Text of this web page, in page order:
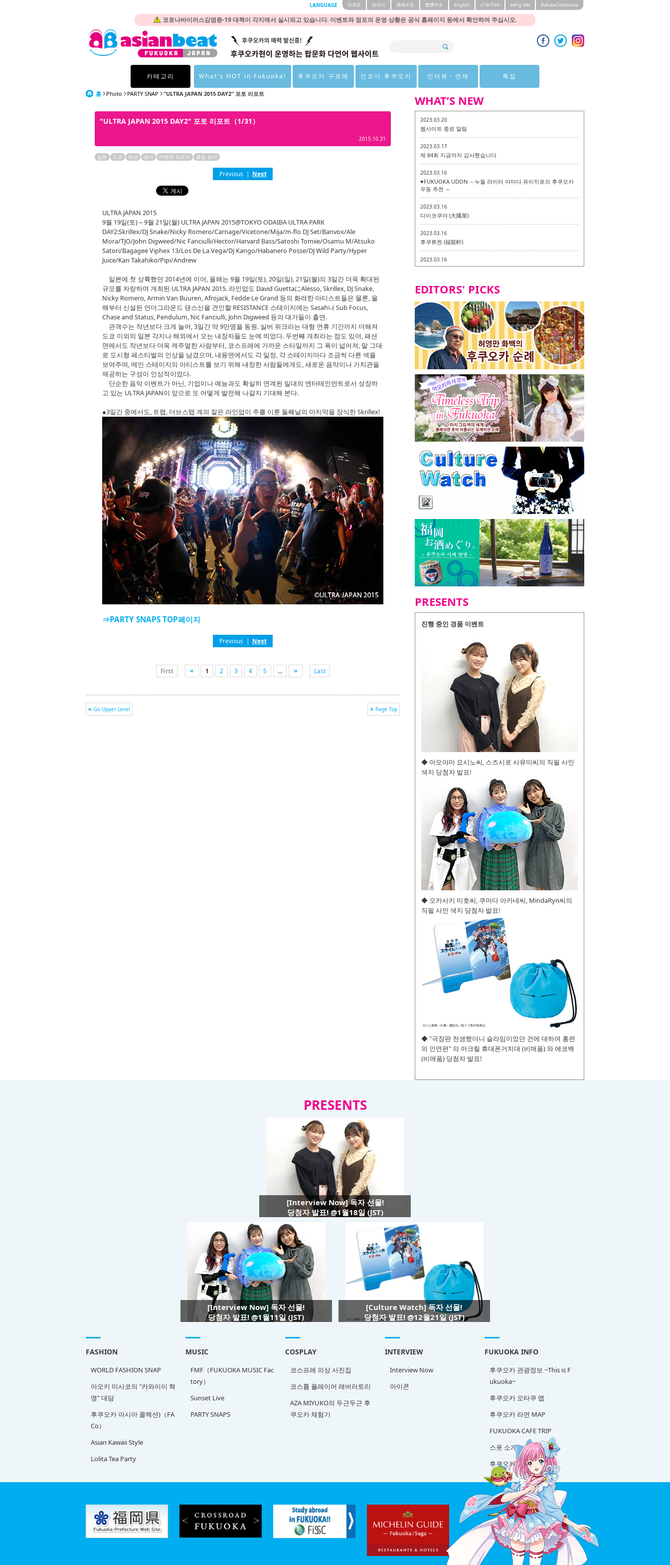
코로나바이러스감염증-19 대책이 각지에서 실시되고 있습니다. 이벤트와 점포의 운영 상황은 공식 홈페이지 등에서 확인하여 주십시오.
LANGUAGE 日本語 한국어 簡体中文 繁體中文 English ภาษาไทย tiéng Viêt Bahasa Indonesia
카테고리 What's HOT in Fukuoka! 후쿠오카 구르메 인조이 후쿠오카 인터뷰・연재 특집
홈 Photo PARTY SNAP "ULTRA JAPAN 2015 DAY2" 포토 리포트
"ULTRA JAPAN 2015 DAY2" 포토 리포트（1/31）
2015.10.31
일본 도쿄 패션 음악 이벤트 리포트 클럽 음악
Previous | Next
ULTRA JAPAN 2015
9월 19일(토)～9월 21일(월) ULTRA JAPAN 2015@TOKYO ODAIBA ULTRA PARK
DAY2:Skrillex/DJ Snake/Nicky Romero/Carnage/Vicetone/Mija/m-flo DJ Set/Banvox/Ale
Mora/TJO/John Digweed/Nic Fanciulli/Hector/Harvard Bass/Satoshi Tomiie/Osamu M/Atsuko
Satori/Bagagee Viphex 13/Los De La Vega/DJ Kango/Habanero Posse/DJ Wild Party/Hyper
Juice/Kan Takahiko/Pipi/Andrew
일본에 첫 상륙했던 2014년에 이어, 올해는 9월 19일(토), 20일(일), 21일(월)의 3일간 더욱 확대된
규모를 자랑하며 개최된 ULTRA JAPAN 2015. 라인업도 David GuettaにAlesso, Skrillex, DJ Snake,
Nicky Romero, Armin Van Buuren, Afrojack, Fedde Le Grand 등의 화려한 아티스트들은 물론, 올
해부터 신설된 언더그라운드 댄스신을 견인할 RESISTANCE 스테이지에는 Sasah나 Sub Focus,
Chase and Status, Pendulum, Nic Fanciulli, John Digweed 등의 대가들이 출연.
관객수는 작년보다 크게 늘어, 3일간 약 9만명을 동원. 실버 위크라는 대형 연휴 기간까지 더해져
도쿄 이외의 일본 각지나 해외에서 오는 내장자들도 눈에 띄었다. 두번째 개최라는 점도 있어, 패션
면에서도 작년보다 더욱 캐주얼한 사람부터, 코스프레에 가까운 스타일까지 그 폭이 넓어져, 말 그대
로 도시형 페스티벌의 인상을 남겼으며, 내용면에서도 각 일정, 각 스테이지마다 조금씩 다른 색을
보여주며, 메인 스테이지의 아티스트를 보기 위해 내장한 사람들에게도, 새로운 음악이나 가치관을
제공하는 구성이 인상적이었다.
단순한 음악 이벤트가 아닌, 기업이나 예능과도 확실히 연계된 일대의 엔터테인먼트로서 성장하
고 있는 ULTRA JAPAN이 앞으로 또 어떻게 발전해 나갈지 기대해 본다.
●3일간 중에서도, 트랩, 더브스텝 계의 짙은 라인업이 주를 이룬 둘째날의 마지막을 장식한 Skrillex!
⇒PARTY SNAPS TOP페이지
Previous | Next
First 1 2 3 4 5 ... Last
Go Upper Level Page Top
WHAT’S NEW
2023.03.20
웹사이트 종료 알림
2023.03.17
제 84회 지금까지 감사했습니다
2023.03.16
♥FUKUOKA UDON ～누들 라이터 야마다 유이치로의 후쿠오카
우동 추천 ～
2023.03.16
다이코쿠야 (大國屋)
2023.03.16
후쿠류켄 (福龍軒)
2023.03.16
후쿠오카 라멘 월드 - Presented by 누들 라이터 야마다 유이치로
2023.03.07
비건・베지테리언 메뉴 시식 투어 in 후쿠오카시
2023.03.07
이소기요카라즈 하카타 본점 / 磯ぎよからず 博多本店 - 비건・베
지테리언 메뉴 시식투어 in 후쿠오카시 -
2023.03.02
little stand 다이묘점 -비건・베지테리언 메뉴 시식투어 in 후쿠오
카시
2023.02.28
토치쿠켄 오리오본사 우동점 / 東筑軒 折尾本社うどん店
EDITORS' PICKS
PRESENTS
진행 중인 경품 이벤트
◆ 아오야마 요시노씨, 스즈시로 사유미씨의 직필 사인
색지 당첨자 발표!
◆ 오카사키 미호씨, 쿠마다 아카네씨, MindaRyn씨의
직필 사인 색지 당첨자 발표!
◆ "극장판 전생했더니 슬라임이었던 건에 대하여 홍련
의 인연편" 의 아크릴 휴대폰거치대 (비매품) 와 에코백
(비매품) 당첨자 발표!
PRESENTS
[Interview Now] 독자 선물!
당첨자 발표! @1월18일 (JST)
[Interview Now] 독자 선물!
당첨자 발표! @1월11일 (JST)
[Culture Watch] 독자 선물!
당첨자 발표! @12월21일 (JST)
FASHION
WORLD FASHION SNAP
아오키 미사코의 "카와이이 혁
명" 대담
후쿠오카 아시아 콜렉션)（FA
Co）
Asian Kawaii Style
Lolita Tea Party
MUSIC
FMF（FUKUOKA MUSIC Fac
tory）
Sunset Live
PARTY SNAPS
COSPLAY
코스프레 의상 사진집
코스튬 플레이어 래버러토리
AZA MIYUKO의 두근두근 후
쿠오카 체험기
INTERVIEW
Interview Now
아이콘
FUKUOKA INFO
후쿠오카 관광정보 ~This is F
ukuoka~
후쿠오카 오타쿠 맵
후쿠오카 라면 MAP
FUKUOKA CAFE TRIP
스폿 소개
후쿠오카 사케 탐방